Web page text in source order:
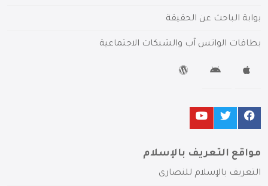
بوابة الباحث عن الحقيقة
بطاقات الواتس آب والشبكات الاجتماعية
مواقع التعريف بالإسلام
التعريف بالإسلام للنصارى